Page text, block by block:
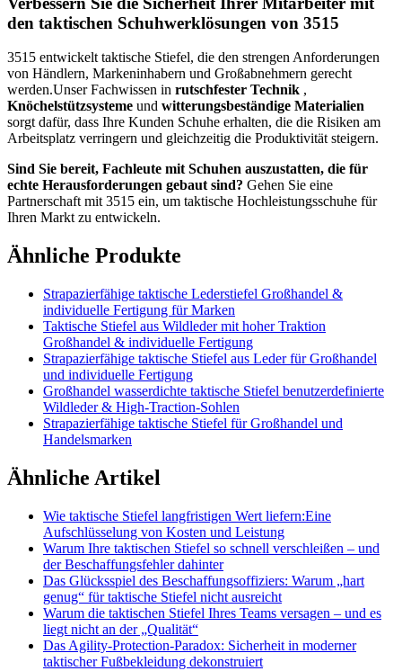
den taktischen Schuhwerklösungen von 3515
3515 entwickelt taktische Stiefel, die den strengen Anforderungen
von Händlern, Markeninhabern und Großabnehmern gerecht
werden.Unser Fachwissen in rutschfester Technik ,
Knöchelstützsysteme und witterungsbeständige Materialien
sorgt dafür, dass Ihre Kunden Schuhe erhalten, die die Risiken am
Arbeitsplatz verringern und gleichzeitig die Produktivität steigern.
Sind Sie bereit, Fachleute mit Schuhen auszustatten, die für
echte Herausforderungen gebaut sind? Gehen Sie eine
Partnerschaft mit 3515 ein, um taktische Hochleistungsschuhe für
Ihren Markt zu entwickeln.
Ähnliche Produkte
Strapazierfähige taktische Lederstiefel Großhandel &
individuelle Fertigung für Marken
Taktische Stiefel aus Wildleder mit hoher Traktion
Großhandel & individuelle Fertigung
Strapazierfähige taktische Stiefel aus Leder für Großhandel
und individuelle Fertigung
Großhandel wasserdichte taktische Stiefel benutzerdefinierte
Wildleder & High-Traction-Sohlen
Strapazierfähige taktische Stiefel für Großhandel und
Handelsmarken
Ähnliche Artikel
Wie taktische Stiefel langfristigen Wert liefern:Eine
Aufschlüsselung von Kosten und Leistung
Warum Ihre taktischen Stiefel so schnell verschleißen – und
der Beschaffungsfehler dahinter
Das Glücksspiel des Beschaffungsoffiziers: Warum „hart
genug“ für taktische Stiefel nicht ausreicht
Warum die taktischen Stiefel Ihres Teams versagen – und es
liegt nicht an der „Qualität“
Das Agility-Protection-Paradox: Sicherheit in moderner
taktischer Fußbekleidung dekonstruiert